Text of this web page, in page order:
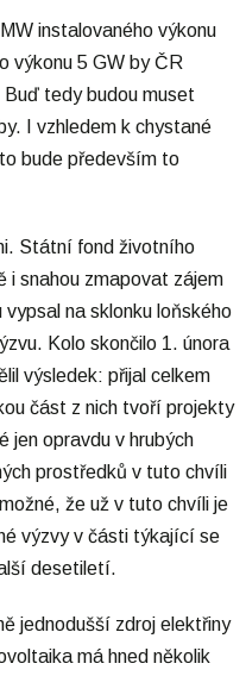
instalovaného výkonu
výkonu 5 GW by ČR
tedy budou muset
I vzhledem k chystané
bude především to
Státní fond životního
i snahou zmapovat zájem
na sklonku loňského
Kolo skončilo 1. února
výsledek: přijal celkem
část z nich tvoří projekty
jen opravdu v hrubých
prostředků v tuto chvíli
že už v tuto chvíli je
výzvy v části týkající se
desetiletí.
jednodušší zdroj elektřiny
má hned několik